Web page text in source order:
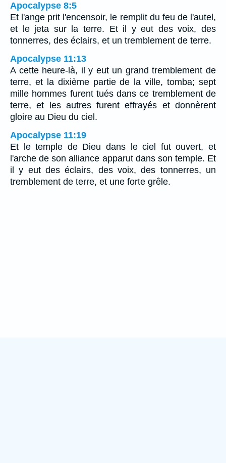
Apocalypse 8:5
Et l'ange prit l'encensoir, le remplit du feu de l'autel,
et le jeta sur la terre. Et il y eut des voix, des
tonnerres, des éclairs, et un tremblement de terre.
Apocalypse 11:13
A cette heure-là, il y eut un grand tremblement de
terre, et la dixième partie de la ville, tomba; sept
mille hommes furent tués dans ce tremblement de
terre, et les autres furent effrayés et donnèrent
gloire au Dieu du ciel.
Apocalypse 11:19
Et le temple de Dieu dans le ciel fut ouvert, et
l'arche de son alliance apparut dans son temple. Et
il y eut des éclairs, des voix, des tonnerres, un
tremblement de terre, et une forte grêle.